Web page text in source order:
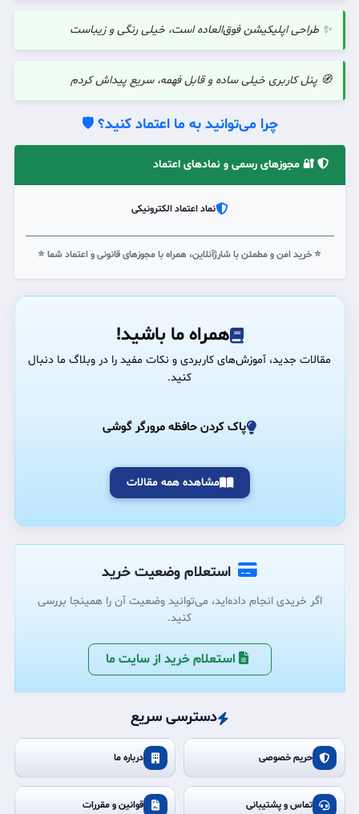
✨ طراحی اپلیکیشن فوق‌العاده است، خیلی رنگی و زیباست
🧭 پنل کاربری خیلی ساده و قابل فهمه، سریع پیداش کردم
چرا می‌توانید به ما اعتماد کنید؟ 🛡️
🔐 مجوزهای رسمی و نمادهای اعتماد
نماد اعتماد الکترونیکی
⭐ خرید امن و مطمئن با شارژآنلاین، همراه با مجوزهای قانونی و اعتماد شما ⭐
همراه ما باشید!
مقالات جدید، آموزش‌های کاربردی و نکات مفید را در وبلاگ ما دنبال
کنید.
پاک کردن حافظه مرورگر گوشی
مشاهده همه مقالات
استعلام وضعیت خرید
اگر خریدی انجام داده‌اید، می‌توانید وضعیت آن را همینجا بررسی
کنید.
استعلام خرید از سایت ما
دسترسی سریع
حریم خصوصی درباره ما
تماس و پشتیبانی قوانین و مقررات